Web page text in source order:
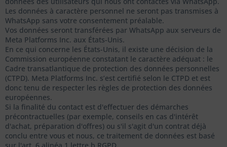
Les données à caractère personnel ne seront pas transmises à
WhatsApp sans votre consentement préalable.
Vos données seront transférées par WhatsApp aux serveurs de
Meta Platforms Inc. aux États-Unis.
En ce qui concerne les États-Unis, il existe une décision de la
Commission européenne constatant le caractère adéquat : le
Cadre transatlantique de protection des données personnelles
(CTPD). Meta Platforms Inc. s’est certifié selon le CTPD et est
donc tenu de respecter les règles de protection des données
européennes.
Si la finalité du contact est d'effectuer des démarches
précontractuelles (par exemple, conseils en cas d'intérêt
d'achat, préparation d'offres) ou s'il s'agit d'un contrat déjà
conclu entre vous et nous, ce traitement de données est basé